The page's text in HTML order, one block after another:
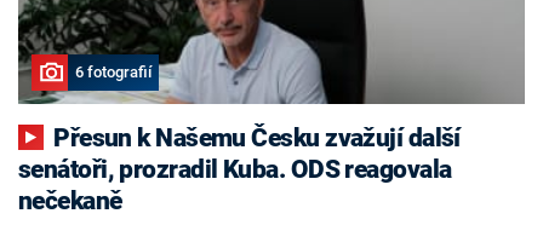
6 fotografií
senátoři, prozradil Kuba. ODS reagovala
nečekaně